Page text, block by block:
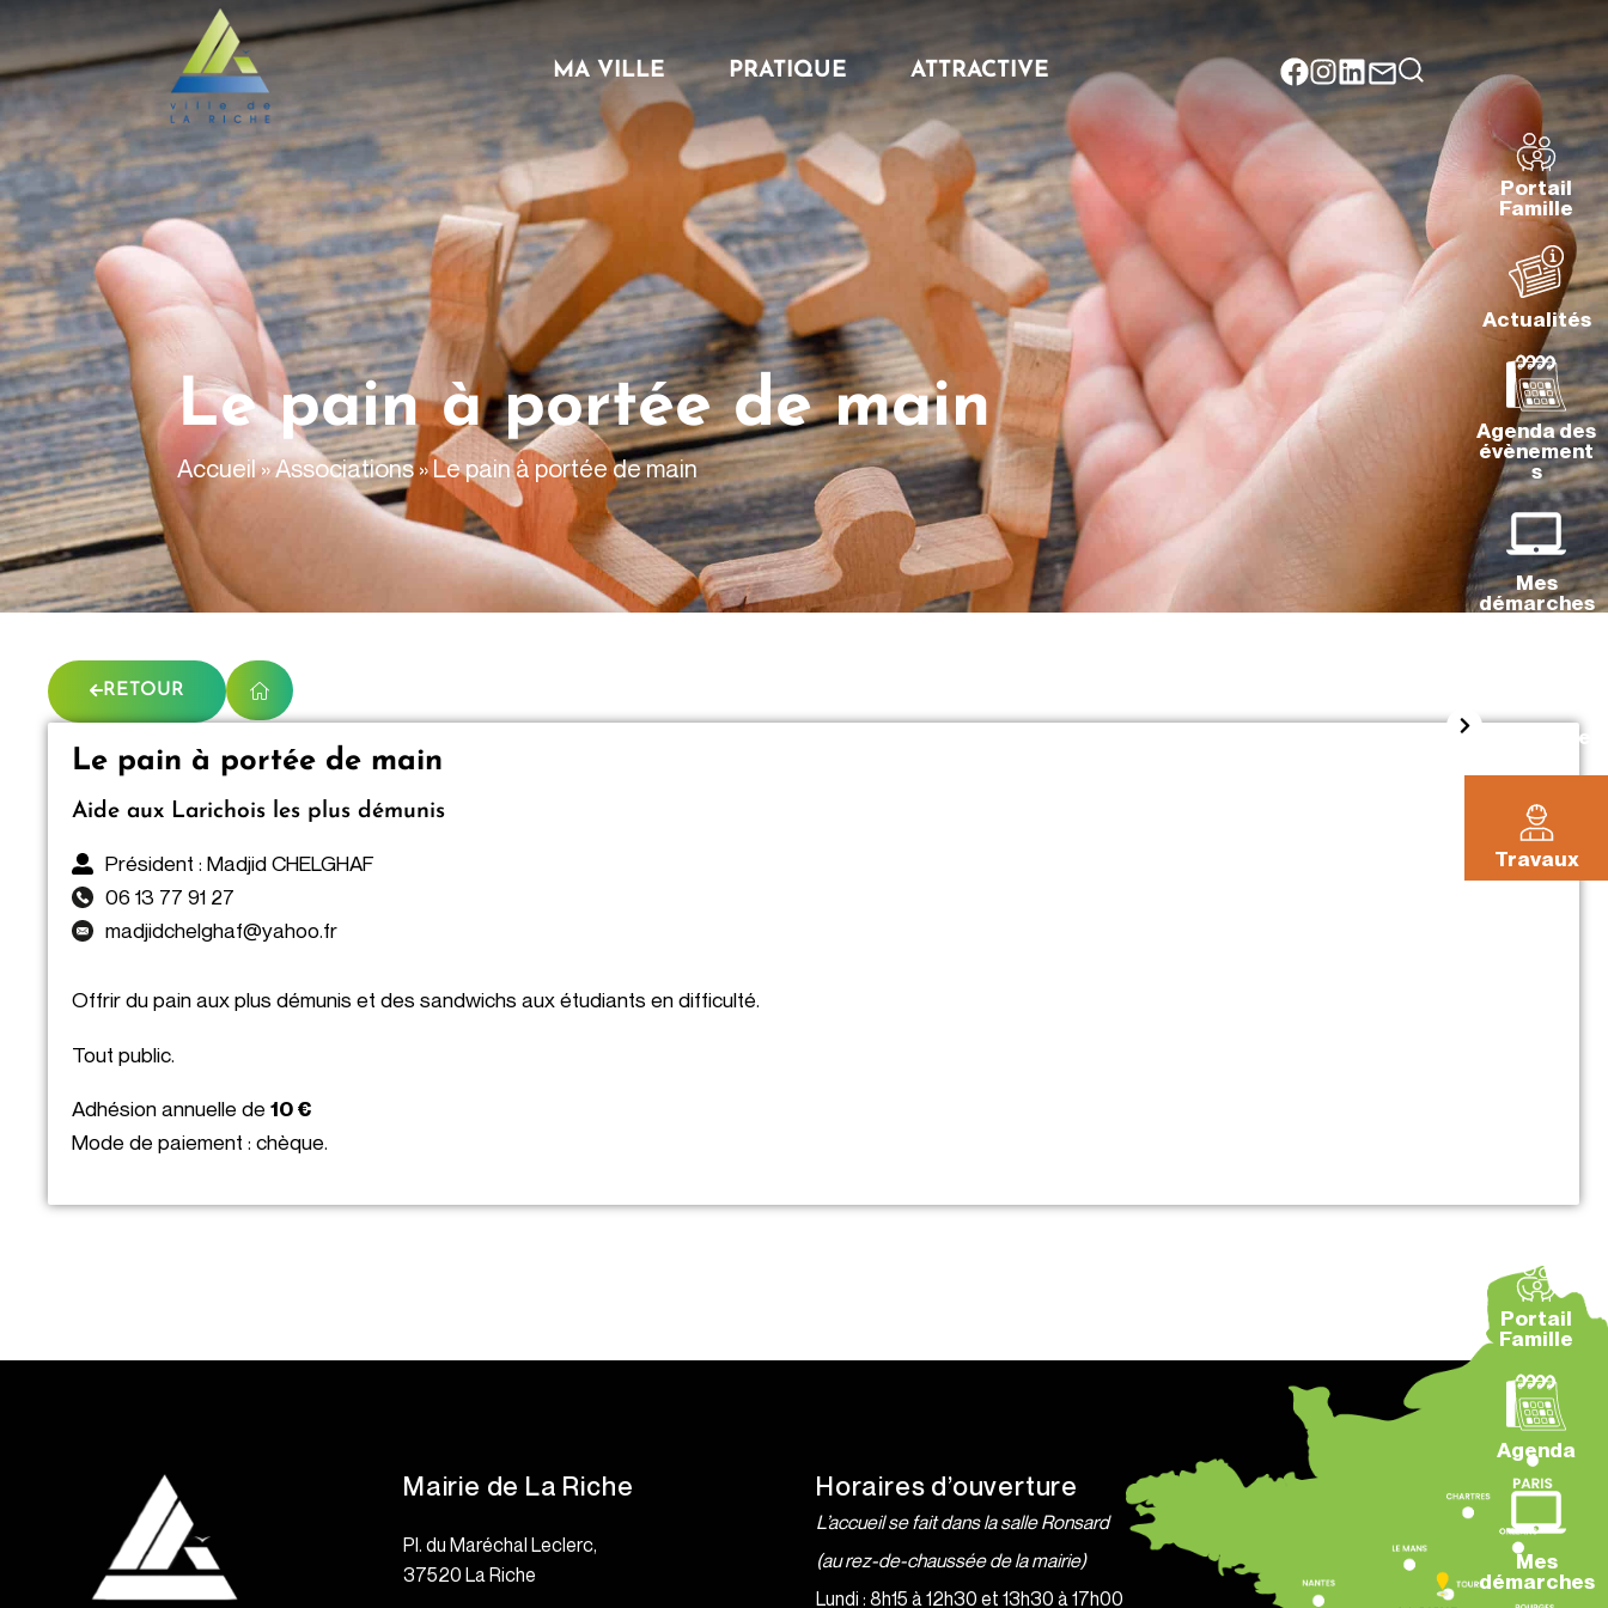
MA VILLE PRATIQUE ATTRACTIVE
Portail
Famille
Actualités
Agenda des
évènement
s
Mes
démarches
La Pléiade
Travaux
Le pain à portée de main
Accueil»Associations»Le pain à portée de main
Portail
Famille
Agenda
Mes
démarches
RETOUR
Le pain à portée de main
Aide aux Larichois les plus démunis
Président : Madjid CHELGHAF
06 13 77 91 27
madjidchelghaf@yahoo.fr
Offrir du pain aux plus démunis et des sandwichs aux étudiants en difficulté.
Tout public.
Adhésion annuelle de10 €
Mode de paiement : chèque.
Mairie de La Riche
Pl. du Maréchal Leclerc,
37520 La Riche
Horaires d’ouverture
L’accueil se fait dans la salle Ronsard
(au rez-de-chaussée de la mairie)
Lundi : 8h15 à 12h30 et 13h30 à 17h00